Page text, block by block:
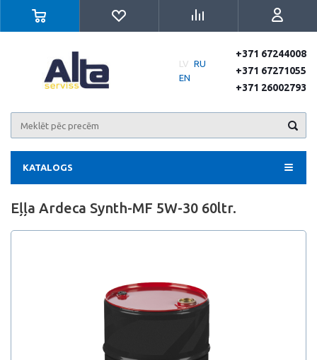
LV RU
EN
+371 67244008
+371 67271055
+371 26002793
KATALOGS
Eļļa Ardeca Synth-MF 5W-30 60ltr.